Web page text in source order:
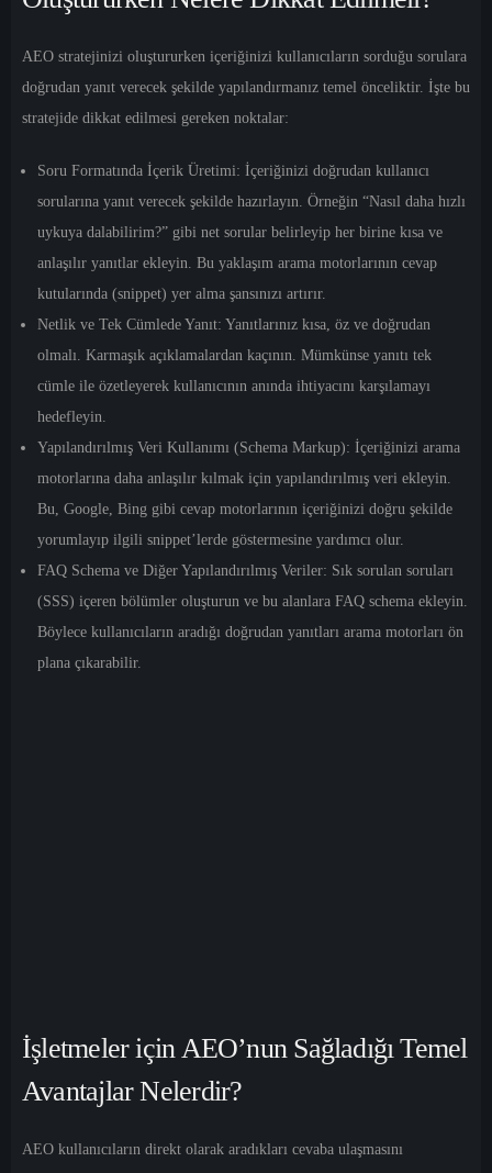
AEO stratejinizi oluştururken içeriğinizi kullanıcıların sorduğu sorulara
doğrudan yanıt verecek şekilde yapılandırmanız temel önceliktir. İşte bu
stratejide dikkat edilmesi gereken noktalar:
Soru Formatında İçerik Üretimi: İçeriğinizi doğrudan kullanıcı
sorularına yanıt verecek şekilde hazırlayın. Örneğin “Nasıl daha hızlı
uykuya dalabilirim?” gibi net sorular belirleyip her birine kısa ve
anlaşılır yanıtlar ekleyin. Bu yaklaşım arama motorlarının cevap
kutularında (snippet) yer alma şansınızı artırır.
Netlik ve Tek Cümlede Yanıt: Yanıtlarınız kısa, öz ve doğrudan
olmalı. Karmaşık açıklamalardan kaçının. Mümkünse yanıtı tek
cümle ile özetleyerek kullanıcının anında ihtiyacını karşılamayı
hedefleyin.
Yapılandırılmış Veri Kullanımı (Schema Markup): İçeriğinizi arama
motorlarına daha anlaşılır kılmak için yapılandırılmış veri ekleyin.
Bu, Google, Bing gibi cevap motorlarının içeriğinizi doğru şekilde
yorumlayıp ilgili snippet’lerde göstermesine yardımcı olur.
FAQ Schema ve Diğer Yapılandırılmış Veriler: Sık sorulan soruları
(SSS) içeren bölümler oluşturun ve bu alanlara FAQ schema ekleyin.
Böylece kullanıcıların aradığı doğrudan yanıtları arama motorları ön
plana çıkarabilir.
İşletmeler için AEO’nun Sağladığı Temel
Avantajlar Nelerdir?
AEO kullanıcıların direkt olarak aradıkları cevaba ulaşmasını